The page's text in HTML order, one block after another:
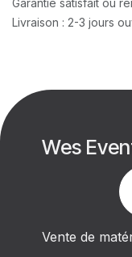
Garantie satisfait ou
Livraison : 2-3 jours
Wes
Vente de